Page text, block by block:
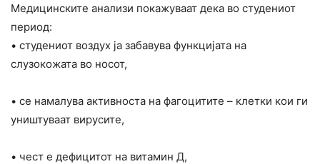
Медицинските анализи покажуваат дека во студениот
период:
• студениот воздух ја забавува функцијата на
слузокожата во носот,
• се намалува активноста на фагоцитите – клетки кои ги
уништуваат вирусите,
• чест е дефицитот на витамин Д,